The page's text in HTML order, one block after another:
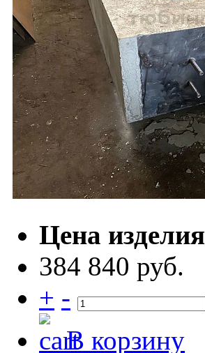
Цена изделия
384 840 руб.
+ -
В корзину